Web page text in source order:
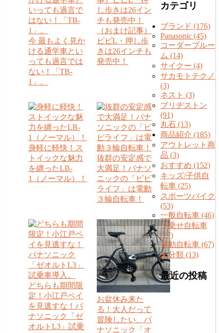
今 最もよく見か
ける通学車とい
っても過言では
ない！「TB-
1」。
（おまけ記事）
ビビL・押し歩
きは26インチも
発売中！
身軽に軽快！ス
トイックな魅力
を纏ったLB-
1（ノーマル）！
抜群の安定感で
大満足！パナソ
ニックの「ビビ
ライフ」は電動
３輪自転車！
どちらも期間限
定！小江戸ペイ
を見逃すな！パ
ナソニック「ゼ
オルトL3」試乗
お盆休み来た
る！大人だって
冒険したい、パ
ナソニック「オ
カテゴリ
ブランド (176)
Panasonic (45)
コーダーブルー
ム (14)
サイクー (4)
サカモトテクノ
(3)
ネスト (3)
ブリヂストン
(91)
丸石 (13)
商品紹介 (185)
アウトレット商
品 (3)
おすすめ (152)
キッズ/子供自
転車 (25)
スポーツバイク
(53)
一般自転車 (46)
子乗せ自転車
(17)
電動自転車 (67)
未分類 (13)
最近の投稿